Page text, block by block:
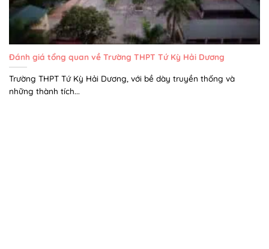
Đánh giá tổng quan về Trường THPT Tứ Kỳ Hải Dương
Trường THPT Tứ Kỳ Hải Dương, với bề dày truyền thống và
những thành tích...